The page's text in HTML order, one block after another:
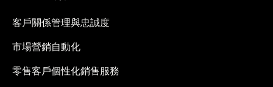
客戶關係管理與忠誠度
市場營銷自動化
零售客戶個性化銷售服務